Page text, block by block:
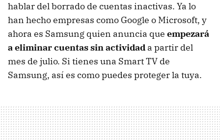
hablar del borrado de cuentas inactivas. Ya lo
han hecho empresas como Google o Microsoft, y
ahora es Samsung quien anuncia que empezará
a eliminar cuentas sin actividad a partir del
mes de julio. Si tienes una Smart TV de
Samsung, así es como puedes proteger la tuya.